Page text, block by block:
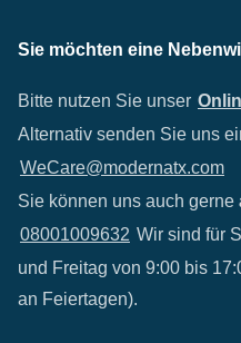
Sie möchten eine
Bitte nutzen Sie unser
Alternativ senden Sie uns
WeCare@modernatx.com
Sie können uns auch gerne
08001009632 Wir sind für
und Freitag von 9:00 bis
an Feiertagen).